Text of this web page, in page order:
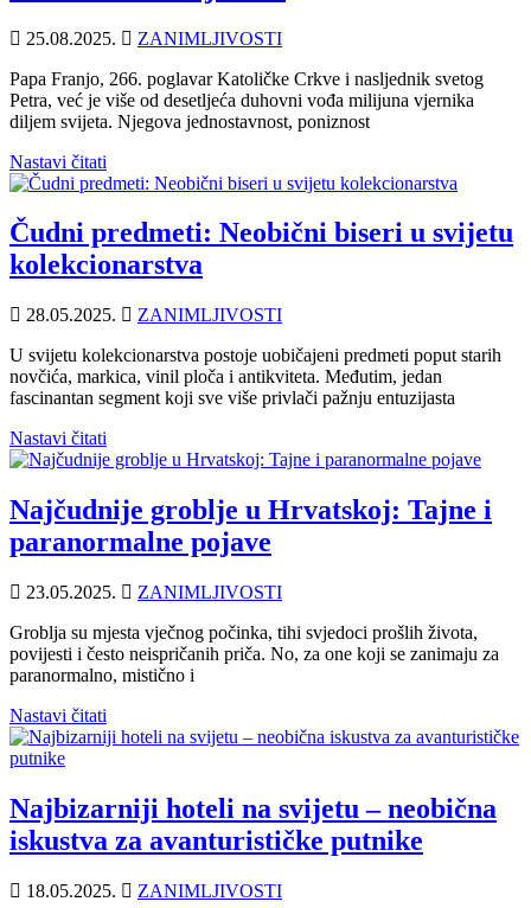
25.08.2025.
ZANIMLJIVOSTI
Papa Franjo, 266. poglavar Katoličke Crkve i nasljednik svetog
Petra, već je više od desetljeća duhovni vođa milijuna vjernika
diljem svijeta. Njegova jednostavnost, poniznost
Nastavi čitati
Čudni predmeti: Neobični biseri u svijetu
kolekcionarstva
28.05.2025.
ZANIMLJIVOSTI
U svijetu kolekcionarstva postoje uobičajeni predmeti poput starih
novčića, markica, vinil ploča i antikviteta. Međutim, jedan
fascinantan segment koji sve više privlači pažnju entuzijasta
Nastavi čitati
Najčudnije groblje u Hrvatskoj: Tajne i
paranormalne pojave
23.05.2025.
ZANIMLJIVOSTI
Groblja su mjesta vječnog počinka, tihi svjedoci prošlih života,
povijesti i često neispričanih priča. No, za one koji se zanimaju za
paranormalno, mistično i
Nastavi čitati
Najbizarniji hoteli na svijetu – neobična
iskustva za avanturističke putnike
18.05.2025. ZANIMLJIVOSTI